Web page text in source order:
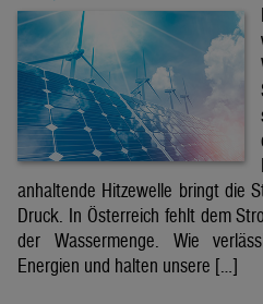
anhaltende Hitzewelle bringt die
Druck. In Österreich fehlt dem
der Wassermenge. Wie
Energien und halten unsere […]